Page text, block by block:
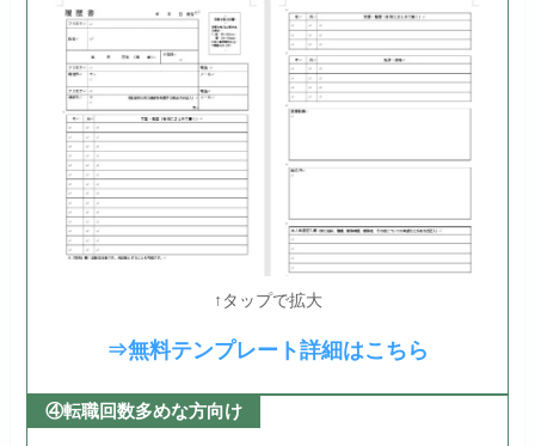
↑タップで拡大
⇒無料テンプレート詳細はこちら
④転職回数多めな方向け